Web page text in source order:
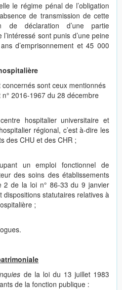
le régime pénal de l’obligation
de transmission de cette
de déclaration d’une partie
sont punis d’une peine
d’emprisonnement et 45 000
sont ceux mentionnés
2016-1967 du 28 décembre
hospitalier universitaire et
régional, c’est à-dire les
des CHU et des CHR ;
un emploi fonctionnel de
des soins des établissements
2 de la loi n° 86-33 du 9 janvier
dispositions statutaires relatives à
;
de la loi du 13 juillet 1983
de la fonction publique :